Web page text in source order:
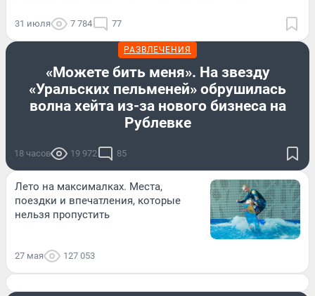
31 июля 7 784 77
РАЗВЛЕЧЕНИЯ
«Можете бить меня». На звезду
«Уральских пельменей» обрушилась
волна хейта из-за нового бизнеса на
Рублевке
18 часов 19 972 85
Лето на максималках. Места,
поездки и впечатления, которые
нельзя пропустить
27 мая 127 053